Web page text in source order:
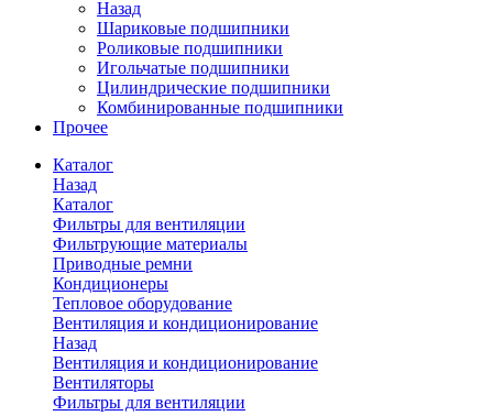
Назад
Шариковые подшипники
Роликовые подшипники
Игольчатые подшипники
Цилиндрические подшипники
Комбинированные подшипники
Прочее
Каталог
Назад
Каталог
Фильтры для вентиляции
Фильтрующие материалы
Приводные ремни
Кондиционеры
Тепловое оборудование
Вентиляция и кондиционирование
Назад
Вентиляция и кондиционирование
Вентиляторы
Фильтры для вентиляции